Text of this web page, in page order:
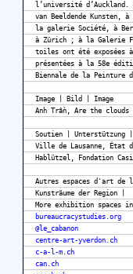
l’université
van Beeldende Kunsten,
la galerie Société, à
à Zürich ; à la Galerie
toiles ont été exposées
présentées à la 58e
Biennale de la Peinture
Image | Bild | Image
Anh Trần, Are the
Soutien | Unterstützung |
Ville de Lausanne, État
Hablützel, Fondation
Autres espaces d'art de
Kunsträume der Region |
More exhibition spaces
bureaucracystudies.org
@le_cabanon
centre-art-yverdon.ch
c-a-l-m.ch
can.ch